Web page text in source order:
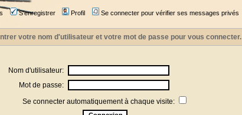
S'enregistrer Profil Se connecter pour vérifier ses messages privés
votre nom d'utilisateur et votre mot de passe pour vous connecter.
Nom d'utilisateur:
Mot de passe:
Se connecter automatiquement à chaque visite: